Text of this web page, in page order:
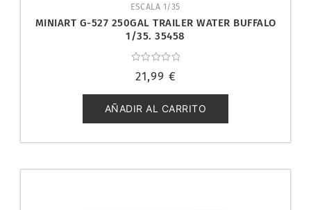
ESCALA 1/35
MINIART G-527 250GAL TRAILER WATER BUFFALO
1/35. 35458
con
de
5
21,99 €
AÑADIR AL CARRITO